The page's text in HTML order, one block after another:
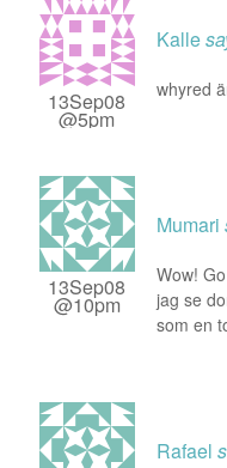
13Sep08
@5pm
Kalle
whyred
13Sep08
@10pm
Mumari
Wow!
jag se
som en
Rafael